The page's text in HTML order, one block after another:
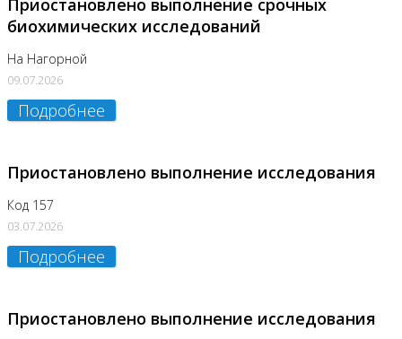
Приостановлено выполнение срочных
биохимических исследований
На Нагорной
09.07.2026
Подробнее
Приостановлено выполнение исследования
Код 157
03.07.2026
Подробнее
Приостановлено выполнение исследования